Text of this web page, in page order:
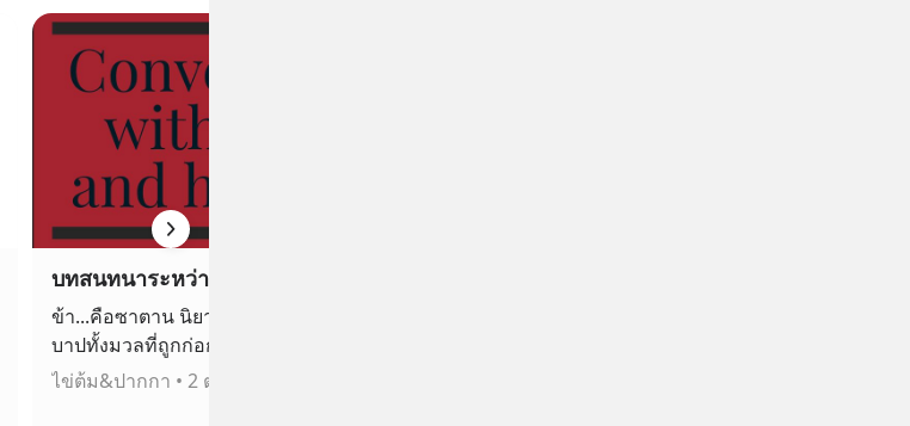
ข้า...คือซาตาน นิยามแห่งความมืดมิด
บาปทั้งมวลที่ถูกก่อกำเนิด คำถามคือ เธอ
ล่ะ... เป็นใครกันแน่?
ไข่ต้ม&ปากกา • 2 ตอน